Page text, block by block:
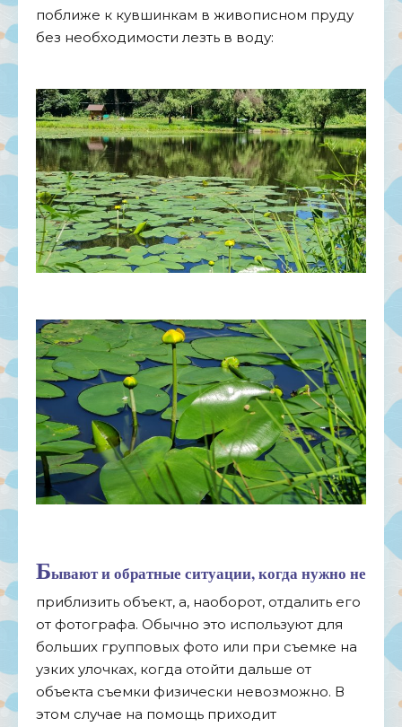
поближе к кувшинкам в живописном пруду
без необходимости лезть в воду:
Бывают и обратные ситуации, когда нужно не
приблизить объект, а, наоборот, отдалить его
от фотографа. Обычно это используют для
больших групповых фото или при съемке на
узких улочках, когда отойти дальше от
объекта съемки физически невозможно. В
этом случае на помощь приходит